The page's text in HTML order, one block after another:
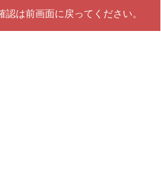
は前画面に戻ってください。